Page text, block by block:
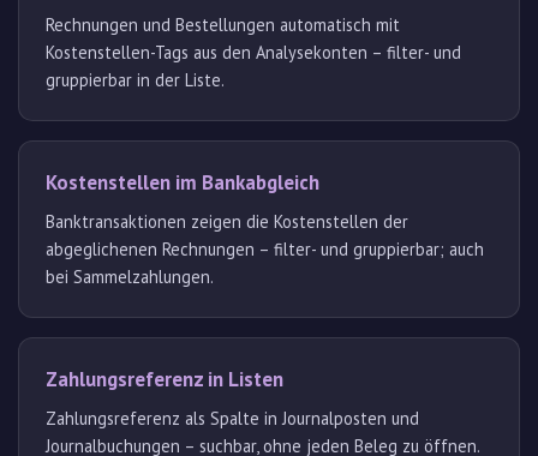
Rechnungen und Bestellungen automatisch mit
Kostenstellen-Tags aus den Analysekonten – filter- und
gruppierbar in der Liste.
Kostenstellen im Bankabgleich
Banktransaktionen zeigen die Kostenstellen der
abgeglichenen Rechnungen – filter- und gruppierbar; auch
bei Sammelzahlungen.
Zahlungsreferenz in Listen
Zahlungsreferenz als Spalte in Journalposten und
Journalbuchungen – suchbar, ohne jeden Beleg zu öffnen.